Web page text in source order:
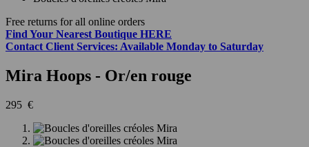
Free returns for all online orders
Find Your Nearest Boutique HERE
Contact Client Services: Available Monday to Saturday
Mira Hoops - Or/en rouge
295 €